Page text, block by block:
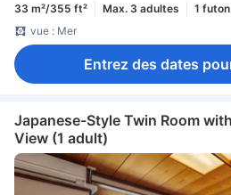
33 m²/355 ft² Max. 3 adultes
1 futon
vue : Mer
Entrez des dates
Japanese-Style Twin Room
View (1 adult)